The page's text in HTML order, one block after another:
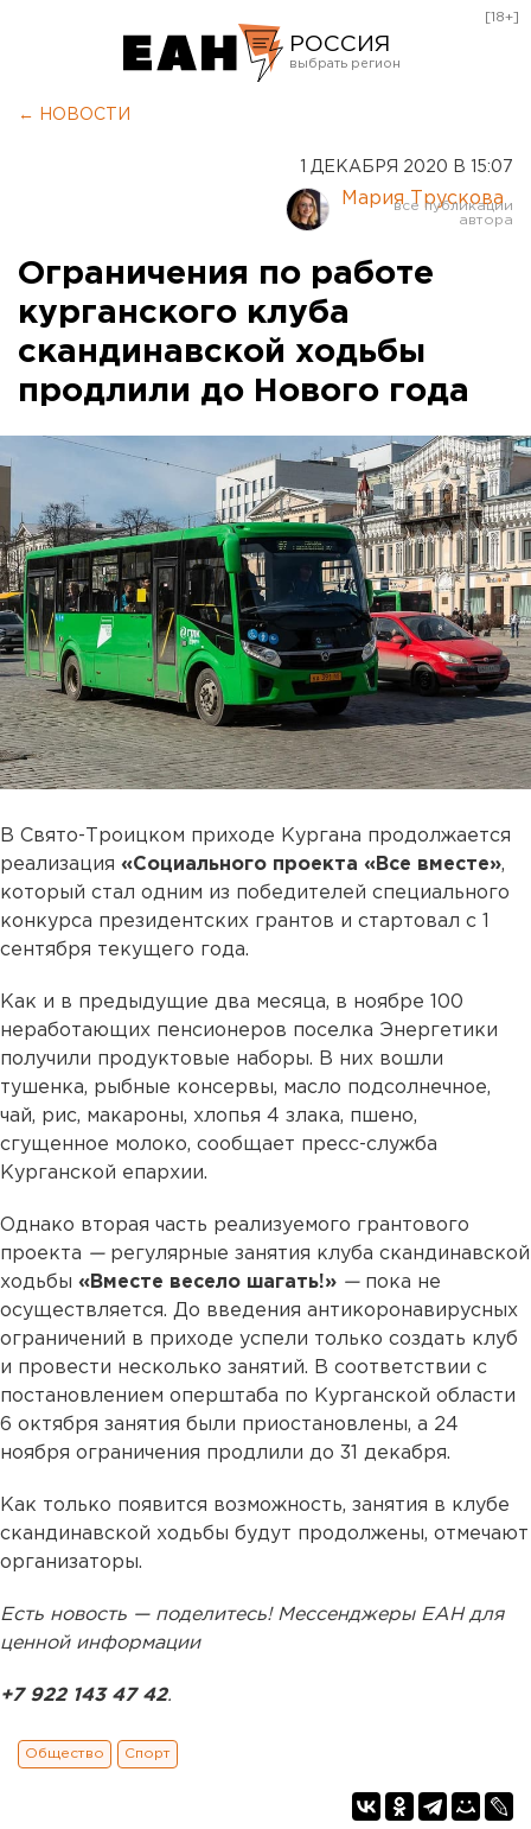
РОССИЯ
Курган
Оренбург
[18+]
← НОВОСТИ
1 ДЕКАБРЯ 2020 В 15:07
Мария Трускова
Ограничения по работе
курганского клуба
скандинавской ходьбы
продлили до Нового года
В Свято-Троицком приходе Кургана продолжается
реализация «Социального проекта «Все вместе»,
который стал одним из победителей специального
конкурса президентских грантов и стартовал с 1
сентября текущего года.
Как и в предыдущие два месяца, в ноябре 100
неработающих пенсионеров поселка Энергетики
получили продуктовые наборы. В них вошли
тушенка, рыбные консервы, масло подсолнечное,
чай, рис, макароны, хлопья 4 злака, пшено,
сгущенное молоко, сообщает пресс-служба
Курганской епархии.
Однако вторая часть реализуемого грантового
проекта —регулярные занятия клуба скандинавской
ходьбы «Вместе весело шагать!» —пока не
осуществляется. До введения антикоронавирусных
ограничений в приходе успели только создать клуб
и провести несколько занятий. В соответствии с
постановлением оперштаба по Курганской области
6 октября занятия были приостановлены, а 24
ноября ограничения продлили до 31 декабря.
Как только появится возможность, занятия в клубе
скандинавской ходьбы будут продолжены, отмечают
организаторы.
Есть новость — поделитесь! Мессенджеры ЕАН для
ценной информации
+7 922 143 47 42.
Общество Спорт